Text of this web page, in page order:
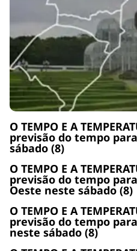
O TEMPO E A
previsão do tempo
sábado (8)
O TEMPO E A
previsão do tempo
Oeste neste sábado (8)
O TEMPO E A
previsão do tempo
neste sábado (8)